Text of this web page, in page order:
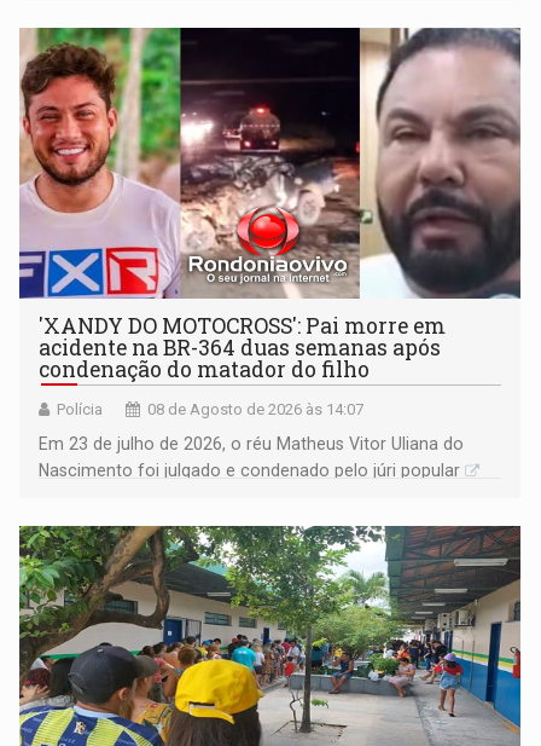
'XANDY DO MOTOCROSS': Pai morre em
acidente na BR-364 duas semanas após
condenação do matador do filho
Polícia 08 de Agosto de 2026 às 14:07
Em 23 de julho de 2026, o réu Matheus Vitor Uliana do
Nascimento foi julgado e condenado pelo júri popular